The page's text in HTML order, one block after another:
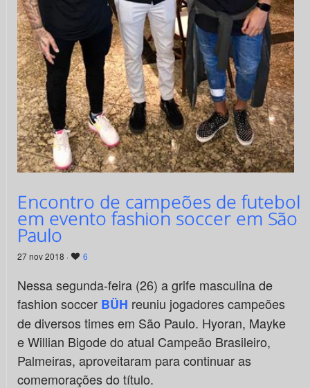
Encontro de campeões de futebol
em evento fashion soccer em São
Paulo
27 nov 2018 · 6
Nessa segunda-feira (26) a grife masculina de
fashion soccer BÜH reuniu jogadores campeões
de diversos times em São Paulo. Hyoran, Mayke
e Willian Bigode do atual Campeão Brasileiro,
Palmeiras, aproveitaram para continuar as
comemorações do título.